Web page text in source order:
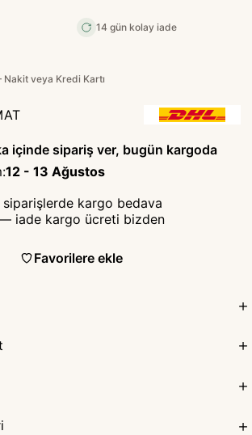
14 gün kolay iade
Nakit veya Kredi Kartı
içinde sipariş ver, bugün kargoda
:12 - 13 Ağustos
siparişlerde kargo bedava
iade kargo ücreti bizden
Favorilere ekle